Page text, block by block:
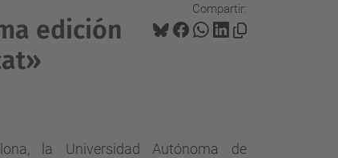
Compartir:
edición
la Universidad Autónoma de